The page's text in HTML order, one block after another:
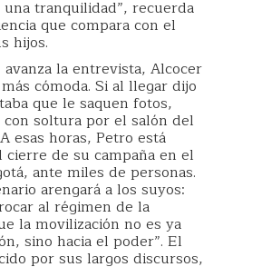
tranquilidad”, recuerda
que compara con el
hijos.
la entrevista, Alcocer
cómoda. Si al llegar dijo
que le saquen fotos,
con soltura por el salón del
esas horas, Petro está
de su campaña en el
ante miles de personas.
arengará a los suyos:
al régimen de la
la movilización no es ya
sino hacia el poder”. El
por sus largos discursos,